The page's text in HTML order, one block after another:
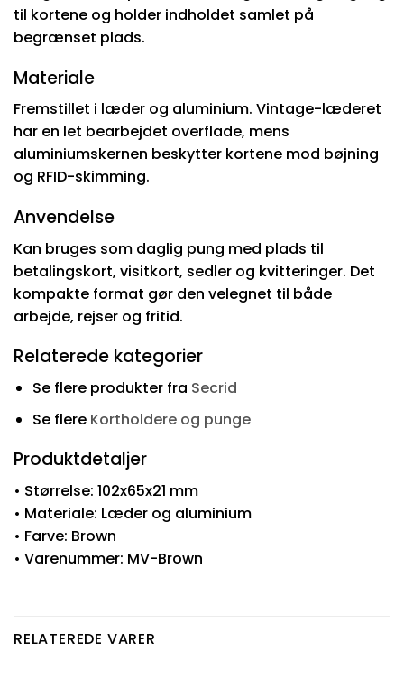
til kortene og holder indholdet samlet på
begrænset plads.
Materiale
Fremstillet i læder og aluminium. Vintage-læderet
har en let bearbejdet overflade, mens
aluminiumskernen beskytter kortene mod bøjning
og RFID-skimming.
Anvendelse
Kan bruges som daglig pung med plads til
betalingskort, visitkort, sedler og kvitteringer. Det
kompakte format gør den velegnet til både
arbejde, rejser og fritid.
Relaterede kategorier
Se flere produkter fra Secrid
Se flere Kortholdere og punge
Produktdetaljer
• Størrelse: 102x65x21 mm
• Materiale: Læder og aluminium
• Farve: Brown
• Varenummer: MV-Brown
RELATEREDE VARER